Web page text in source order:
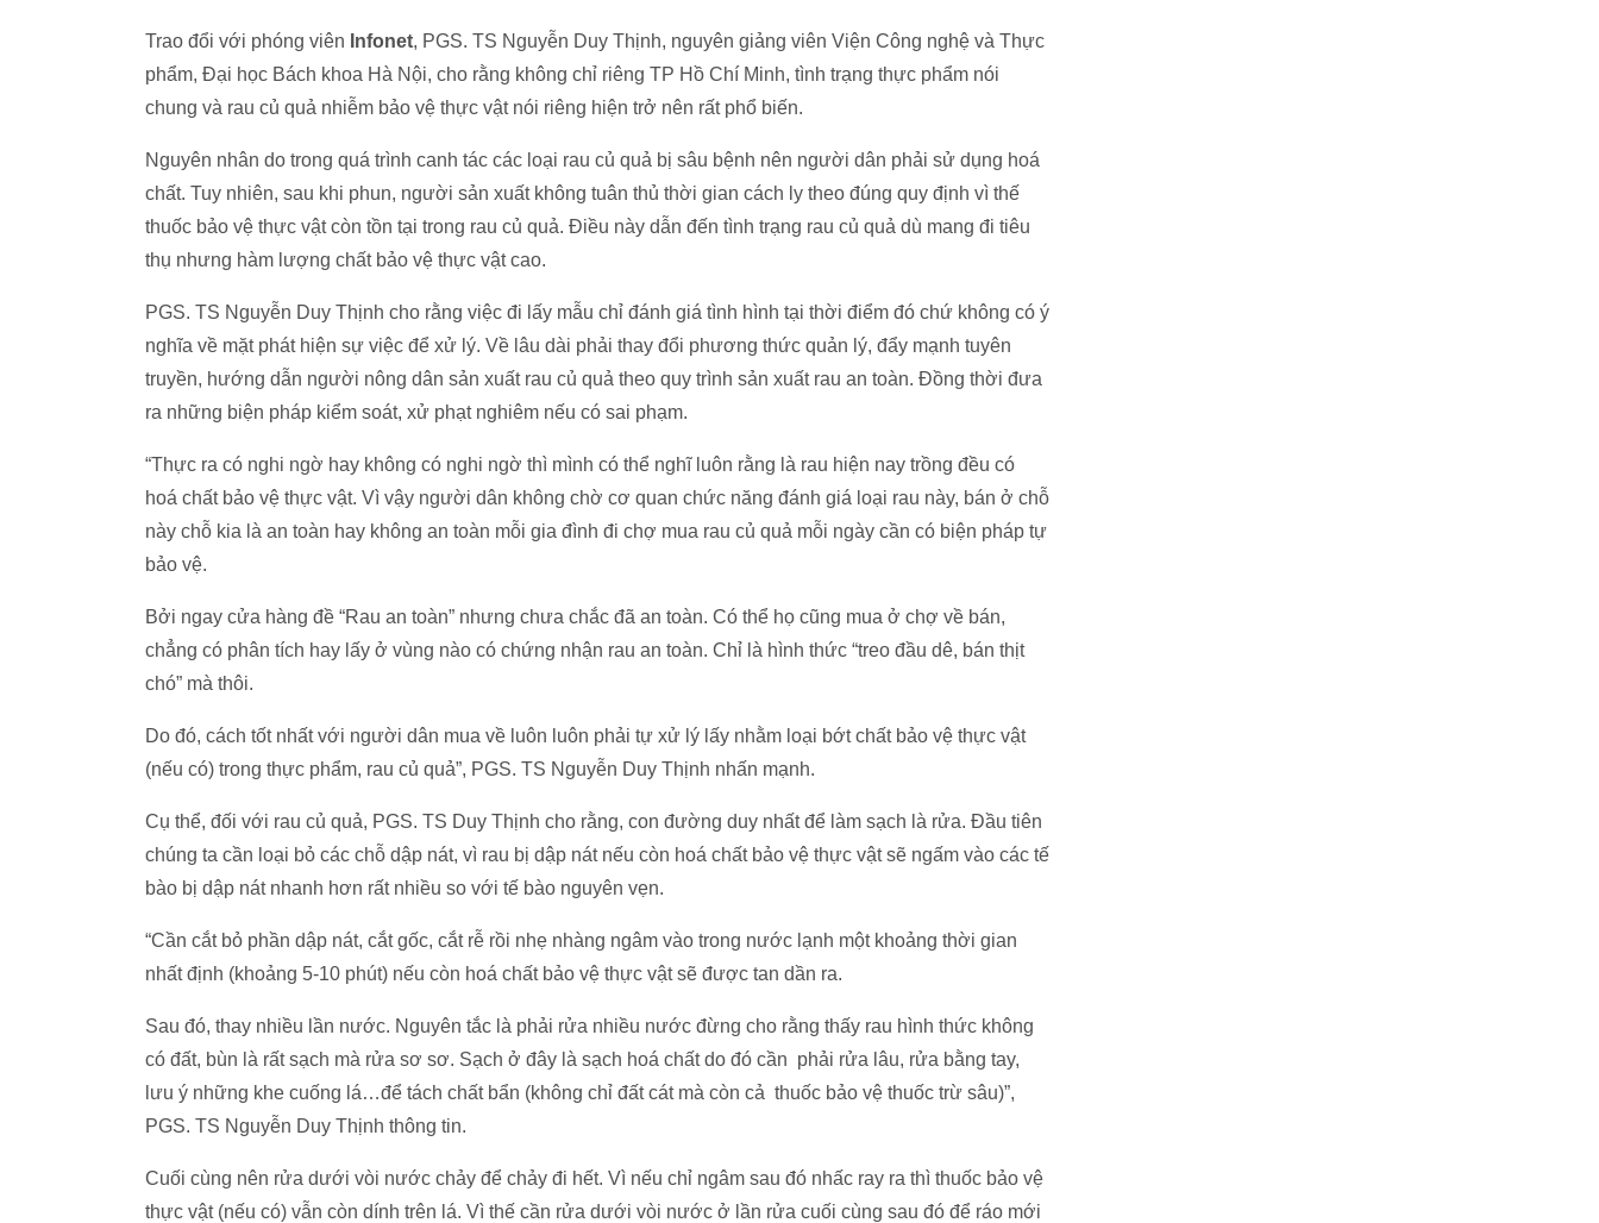
Trao đổi với phóng viên Infonet, PGS. TS Nguyễn Duy Thịnh, nguyên giảng viên Viện Công nghệ và Thực
phẩm, Đại học Bách khoa Hà Nội, cho rằng không chỉ riêng TP Hồ Chí Minh, tình trạng thực phẩm nói
chung và rau củ quả nhiễm bảo vệ thực vật nói riêng hiện trở nên rất phổ biến.
Nguyên nhân do trong quá trình canh tác các loại rau củ quả bị sâu bệnh nên người dân phải sử dụng hoá
chất. Tuy nhiên, sau khi phun, người sản xuất không tuân thủ thời gian cách ly theo đúng quy định vì thế
thuốc bảo vệ thực vật còn tồn tại trong rau củ quả. Điều này dẫn đến tình trạng rau củ quả dù mang đi tiêu
thụ nhưng hàm lượng chất bảo vệ thực vật cao.
PGS. TS Nguyễn Duy Thịnh cho rằng việc đi lấy mẫu chỉ đánh giá tình hình tại thời điểm đó chứ không có ý
nghĩa về mặt phát hiện sự việc để xử lý. Về lâu dài phải thay đổi phương thức quản lý, đẩy mạnh tuyên
truyền, hướng dẫn người nông dân sản xuất rau củ quả theo quy trình sản xuất rau an toàn. Đồng thời đưa
ra những biện pháp kiểm soát, xử phạt nghiêm nếu có sai phạm.
“Thực ra có nghi ngờ hay không có nghi ngờ thì mình có thể nghĩ luôn rằng là rau hiện nay trồng đều có
hoá chất bảo vệ thực vật. Vì vậy người dân không chờ cơ quan chức năng đánh giá loại rau này, bán ở chỗ
này chỗ kia là an toàn hay không an toàn mỗi gia đình đi chợ mua rau củ quả mỗi ngày cần có biện pháp tự
bảo vệ.
Bởi ngay cửa hàng đề “Rau an toàn” nhưng chưa chắc đã an toàn. Có thể họ cũng mua ở chợ về bán,
chẳng có phân tích hay lấy ở vùng nào có chứng nhận rau an toàn. Chỉ là hình thức “treo đầu dê, bán thịt
chó” mà thôi.
Do đó, cách tốt nhất với người dân mua về luôn luôn phải tự xử lý lấy nhằm loại bớt chất bảo vệ thực vật
(nếu có) trong thực phẩm, rau củ quả”, PGS. TS Nguyễn Duy Thịnh nhấn mạnh.
Cụ thể, đối với rau củ quả, PGS. TS Duy Thịnh cho rằng, con đường duy nhất để làm sạch là rửa. Đầu tiên
chúng ta cần loại bỏ các chỗ dập nát, vì rau bị dập nát nếu còn hoá chất bảo vệ thực vật sẽ ngấm vào các tế
bào bị dập nát nhanh hơn rất nhiều so với tế bào nguyên vẹn.
“Cần cắt bỏ phần dập nát, cắt gốc, cắt rễ rồi nhẹ nhàng ngâm vào trong nước lạnh một khoảng thời gian
nhất định (khoảng 5-10 phút) nếu còn hoá chất bảo vệ thực vật sẽ được tan dần ra.
Sau đó, thay nhiều lần nước. Nguyên tắc là phải rửa nhiều nước đừng cho rằng thấy rau hình thức không
có đất, bùn là rất sạch mà rửa sơ sơ. Sạch ở đây là sạch hoá chất do đó cần phải rửa lâu, rửa bằng tay,
lưu ý những khe cuống lá…để tách chất bẩn (không chỉ đất cát mà còn cả thuốc bảo vệ thuốc trừ sâu)”,
PGS. TS Nguyễn Duy Thịnh thông tin.
Cuối cùng nên rửa dưới vòi nước chảy để chảy đi hết. Vì nếu chỉ ngâm sau đó nhấc ray ra thì thuốc bảo vệ
thực vật (nếu có) vẫn còn dính trên lá. Vì thế cần rửa dưới vòi nước ở lần rửa cuối cùng sau đó để ráo mới